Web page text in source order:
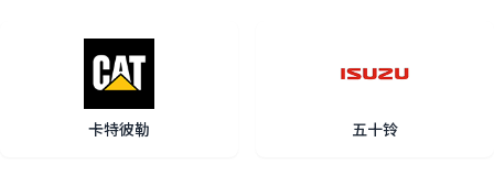
卡特彼勒 五十铃